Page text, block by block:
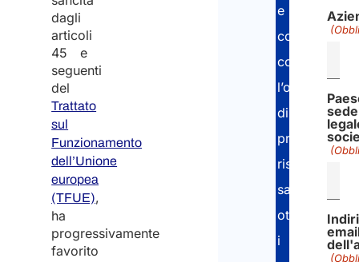
dagli
articoli
45 e
seguenti
del
Trattato
sul
Funzionamento
dell’Unione
europea
(TFUE),
ha
progressivamente
favorito
e
contributivi,
con
l’obiettivo
di
prevenire
rischi
sanzionatori,
ottimizzare
i
sede